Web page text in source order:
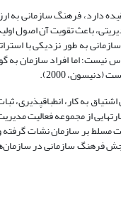
قدرتمند می‌داند که نحوه عمل کردن و چگونگی عملیات­ها را تعیین می کند (دنیسون، 1984).
باعث تقویت آن اصول
به طور نزدیکی با
نیست؛ اما افراد سازمان به
2000).
به کار، انطباق­پذیری،
ویژگی در قالب عبارت­هایی از مجموعه
مسلط بر سازمان نشات گرفته